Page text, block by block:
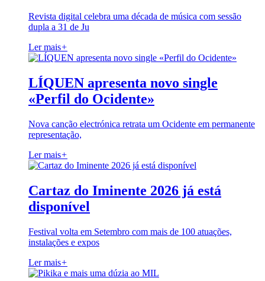
Revista digital celebra uma década de música com sessão
dupla a 31 de Ju
Ler mais+
LÍQUEN apresenta novo single
«Perfil do Ocidente»
Nova canção electrónica retrata um Ocidente em permanente
representação,
Ler mais+
Cartaz do Iminente 2026 já está
disponível
Festival volta em Setembro com mais de 100 atuações,
instalações e expos
Ler mais+